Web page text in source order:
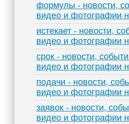
формулы - новости,
видео и фотографии
истекает - новости,
видео и фотографии
срок - новости,
видео и фотографии
подачи - новости,
видео и фотографии
заявок - новости,
видео и фотографии